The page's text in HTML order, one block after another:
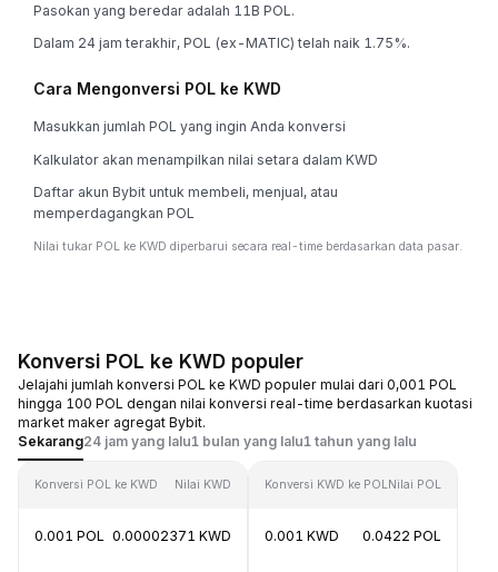
Pasokan yang beredar adalah 11B POL.
Dalam 24 jam terakhir, POL (ex-MATIC) telah naik 1.75%.
Cara Mengonversi POL ke KWD
Masukkan jumlah POL yang ingin Anda konversi
Kalkulator akan menampilkan nilai setara dalam KWD
Daftar akun Bybit untuk membeli, menjual, atau
memperdagangkan POL
Nilai tukar POL ke KWD diperbarui secara real-time berdasarkan data pasar.
Konversi POL ke KWD populer
Jelajahi jumlah konversi POL ke KWD populer mulai dari 0,001 POL
hingga 100 POL dengan nilai konversi real-time berdasarkan kuotasi
market maker agregat Bybit.
Sekarang24 jam yang lalu1 bulan yang lalu1 tahun yang lalu
Konversi POL ke KWD Nilai KWD
0.001 POL 0.00002371 KWD
Konversi KWD ke POLNilai POL
0.001 KWD 0.0422 POL